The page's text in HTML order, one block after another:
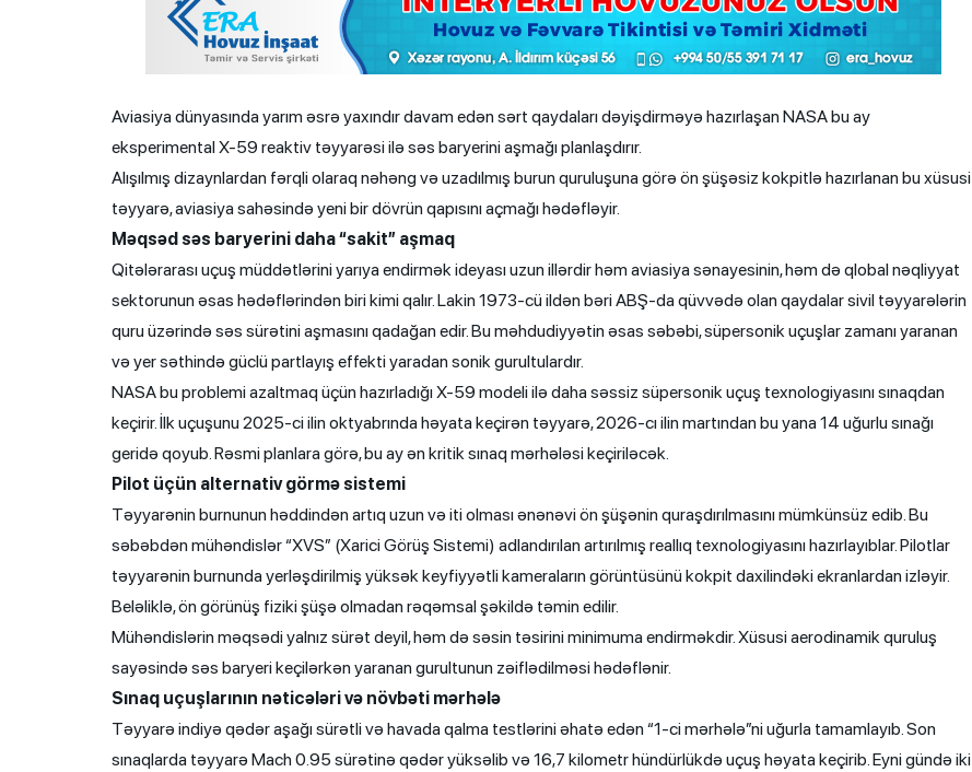
Aviasiya dünyasında yarım əsrə yaxındır davam edən sərt qaydaları dəyişdirməyə hazırlaşan NASA bu ay
eksperimental X-59 reaktiv təyyarəsi ilə səs baryerini aşmağı planlaşdırır.
Alışılmış dizaynlardan fərqli olaraq nəhəng və uzadılmış burun quruluşuna görə ön şüşəsiz kokpitlə hazırlanan bu xüsusi
təyyarə, aviasiya sahəsində yeni bir dövrün qapısını açmağı hədəfləyir.
Məqsəd səs baryerini daha “sakit” aşmaq
Qitələrarası uçuş müddətlərini yarıya endirmək ideyası uzun illərdir həm aviasiya sənayesinin, həm də qlobal nəqliyyat
sektorunun əsas hədəflərindən biri kimi qalır. Lakin 1973-cü ildən bəri ABŞ-da qüvvədə olan qaydalar sivil təyyarələrin
quru üzərində səs sürətini aşmasını qadağan edir. Bu məhdudiyyətin əsas səbəbi, süpersonik uçuşlar zamanı yaranan
və yer səthində güclü partlayış effekti yaradan sonik gurultulardır.
NASA bu problemi azaltmaq üçün hazırladığı X-59 modeli ilə daha səssiz süpersonik uçuş texnologiyasını sınaqdan
keçirir. İlk uçuşunu 2025-ci ilin oktyabrında həyata keçirən təyyarə, 2026-cı ilin martından bu yana 14 uğurlu sınağı
geridə qoyub. Rəsmi planlara görə, bu ay ən kritik sınaq mərhələsi keçiriləcək.
Pilot üçün alternativ görmə sistemi
Təyyarənin burnunun həddindən artıq uzun və iti olması ənənəvi ön şüşənin quraşdırılmasını mümkünsüz edib. Bu
səbəbdən mühəndislər “XVS” (Xarici Görüş Sistemi) adlandırılan artırılmış reallıq texnologiyasını hazırlayıblar. Pilotlar
təyyarənin burnunda yerləşdirilmiş yüksək keyfiyyətli kameraların görüntüsünü kokpit daxilindəki ekranlardan izləyir.
Beləliklə, ön görünüş fiziki şüşə olmadan rəqəmsal şəkildə təmin edilir.
Mühəndislərin məqsədi yalnız sürət deyil, həm də səsin təsirini minimuma endirməkdir. Xüsusi aerodinamik quruluş
sayəsində səs baryeri keçilərkən yaranan gurultunun zəiflədilməsi hədəflənir.
Sınaq uçuşlarının nəticələri və növbəti mərhələ
Təyyarə indiyə qədər aşağı sürətli və havada qalma testlərini əhatə edən “1-ci mərhələ”ni uğurla tamamlayıb. Son
sınaqlarda təyyarə Mach 0.95 sürətinə qədər yüksəlib və 16,7 kilometr hündürlükdə uçuş həyata keçirib. Eyni gündə iki